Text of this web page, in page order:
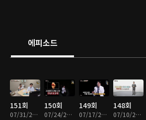
에피소드
151회
07/31/2026 • 45분
150회
07/24/2026 • 45분
149회
07/17/2026 • 45분
148회
07/10/2026 • 45분